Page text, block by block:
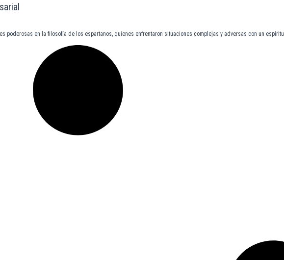
poderosas en la filosofía de los espartanos, quienes enfrentaron situaciones complejas y adversas con un espíritu